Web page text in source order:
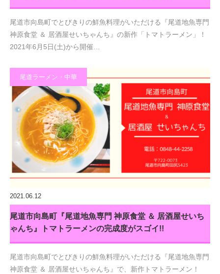
尾道市向島町でとびきりの鮮魚料理がいただける『尾道地魚専門
神原食堂 ＆ 居酒屋せいちゃんち』の新作「トマトラーメン」！
2021年6月5日(土)から開催…
尾道ラーメン・中華
2021.06.12
尾道市向島町『尾道地魚専門 神原食堂 ＆ 居酒屋せいち
ゃんち』トマトラーメンの完成度がスゴイ!!
尾道市向島町でとびきりの鮮魚料理がいただける『尾道地魚専門
神原食堂 ＆ 居酒屋せいちゃんち』で、新作トマトラーメン！